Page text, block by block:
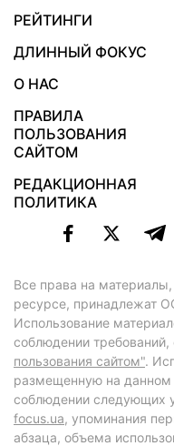
РЕЙТИНГИ
ДЛИННЫЙ ФОКУС
О НАС
ПРАВИЛА
ПОЛЬЗОВАНИЯ
САЙТОМ
РЕДАКЦИОННАЯ
ПОЛИТИКА
Все права на
ресурсе,
Использование
соблюдении требований,
пользования сайтом".
размещенную на данном
соблюдении следующих
focus.ua, упоминания
абзаца, объема